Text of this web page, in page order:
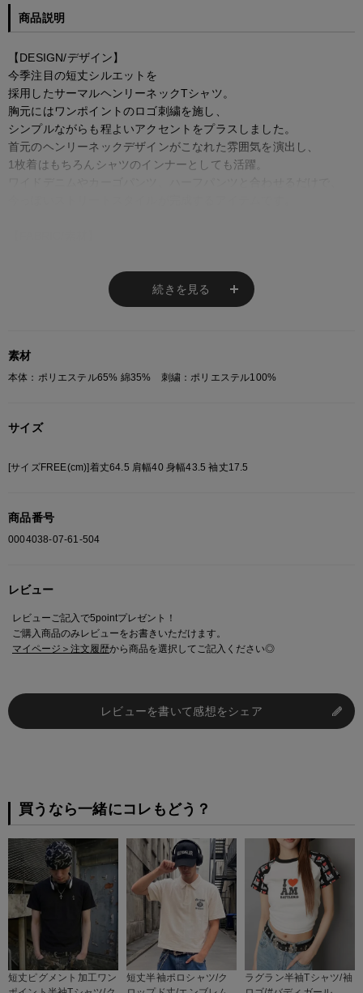
商品説明
【DESIGN/デザイン】
今季注目の短丈シルエットを
採用したサーマルヘンリーネックTシャツ。
胸元にはワンポイントのロゴ刺繍を施し、
シンプルながらも程よいアクセントをプラスしました。
首元のヘンリーネックデザインがこなれた雰囲気を演出し、
1枚着はもちろんシャツのインナーとしても活躍。
肌への接地面が少なく、
さらっとした快適な着心地が魅力です。
適度な伸縮性があり、デイリーユースにもぴったり。
す。
総柄の商品は使用している生地の部分によって 写真と異なる場合がございま
続きを見る
素材
本体：ポリエステル65% 綿35% 刺繍：ポリエステル100%
サイズ
[サイズFREE(cm)]着丈64.5 肩幅40 身幅43.5 袖丈17.5
商品番号
0004038-07-61-504
レビュー
レビューご記入で5pointプレゼント！
ご購入商品のみレビューをお書きいただけます。
マイページ＞注文履歴から商品を選択してご記入ください◎
レビューを書いて感想をシェア
買うなら一緒にコレもどう？
短丈ピグメント加工ワン
短丈半袖ポロシャツ/ク
ラグラン半袖Tシャツ/袖